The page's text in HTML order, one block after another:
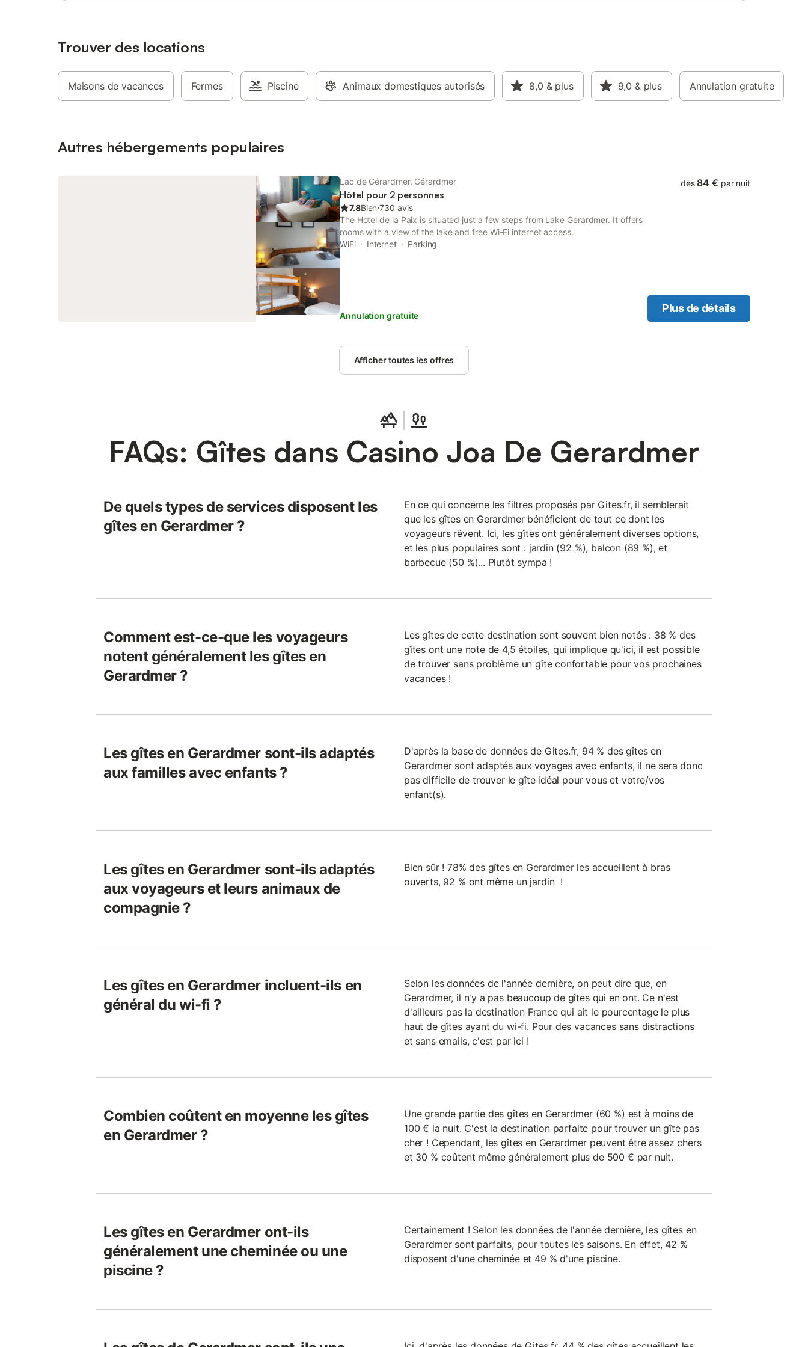
grande terrasse ou vous pourrez faire des
barbecues entre amis. Toutes les
commodités sont accéssibles à pied
Trouver des locations
Maisons de vacances Fermes Piscine Animaux domestiques autorisés 8,0 & plus 9,0 & plus Annulation gratuite
Autres hébergements populaires
Lac de Gérardmer, Gérardmer
Hôtel pour 2 personnes
7.8Bien⋅730 avis
The Hotel de la Paix is situated just a few steps from Lake Gerardmer. It offers
rooms with a view of the lake and free Wi-Fi internet access.
WiFi
Internet Parking
Annulation gratuite
dès 84 € par nuit
Plus de détails
Afficher toutes les offres
FAQs: Gîtes dans Casino Joa De Gerardmer
De quels types de services disposent les
gîtes en Gerardmer ?
En ce qui concerne les filtres proposés par Gites.fr, il semblerait
que les gîtes en Gerardmer bénéficient de tout ce dont les
voyageurs rêvent. Ici, les gîtes ont généralement diverses options,
et les plus populaires sont : jardin (92 %), balcon (89 %), et
barbecue (50 %)... Plutôt sympa !
Comment est-ce-que les voyageurs
notent généralement les gîtes en
Gerardmer ?
Les gîtes de cette destination sont souvent bien notés : 38 % des
gîtes ont une note de 4,5 étoiles, qui implique qu'ici, il est possible
de trouver sans problème un gîte confortable pour vos prochaines
vacances !
Les gîtes en Gerardmer sont-ils adaptés
aux familles avec enfants ?
D'après la base de données de Gites.fr, 94 % des gîtes en
Gerardmer sont adaptés aux voyages avec enfants, il ne sera donc
pas difficile de trouver le gîte idéal pour vous et votre/vos
enfant(s).
Les gîtes en Gerardmer sont-ils adaptés
aux voyageurs et leurs animaux de
compagnie ?
Bien sûr ! 78% des gîtes en Gerardmer les accueillent à bras
ouverts, 92 % ont même un jardin !
Les gîtes en Gerardmer incluent-ils en
général du wi-fi ?
Selon les données de l'année dernière, on peut dire que, en
Gerardmer, il n'y a pas beaucoup de gîtes qui en ont. Ce n'est
d'ailleurs pas la destination France qui ait le pourcentage le plus
haut de gîtes ayant du wi-fi. Pour des vacances sans distractions
et sans emails, c'est par ici !
Combien coûtent en moyenne les gîtes
en Gerardmer ?
Une grande partie des gîtes en Gerardmer (60 %) est à moins de
100 € la nuit. C'est la destination parfaite pour trouver un gîte pas
cher ! Cependant, les gîtes en Gerardmer peuvent être assez chers
et 30 % coûtent même généralement plus de 500 € par nuit.
Les gîtes en Gerardmer ont-ils
généralement une cheminée ou une
piscine ?
Certainement ! Selon les données de l'année dernière, les gîtes en
Gerardmer sont parfaits, pour toutes les saisons. En effet, 42 %
disposent d'une cheminée et 49 % d'une piscine.